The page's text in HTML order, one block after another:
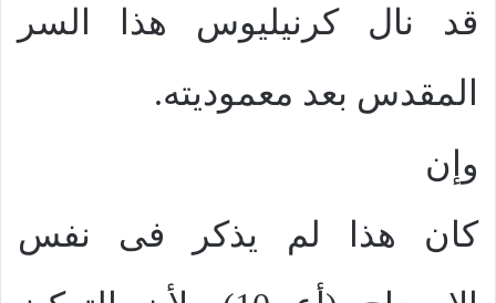
قد نال كرنيليوس هذا السر
المقدس بعد معموديته.
وإن
كان هذا لم يذكر فى نفس